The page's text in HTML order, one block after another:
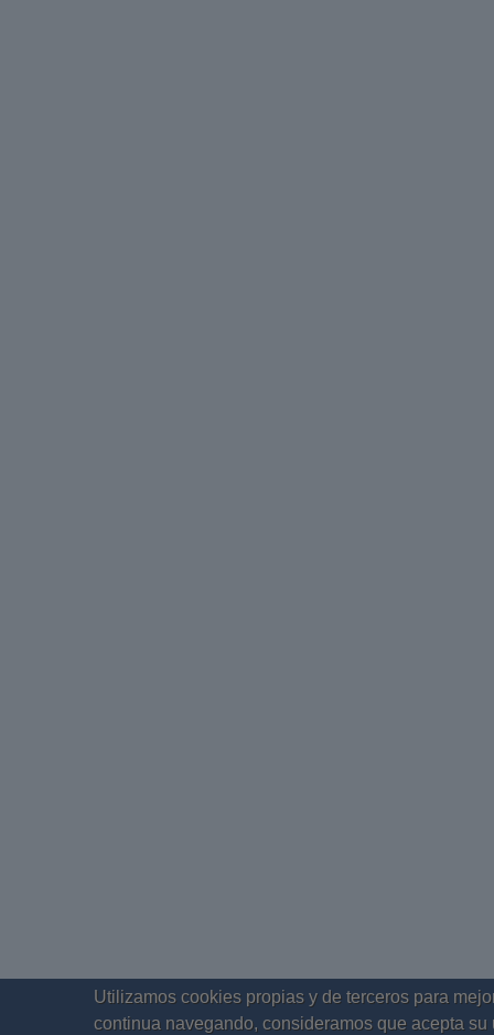
Utilizamos cookies propias y de terceros para
continua navegando, consideramos que acepta su